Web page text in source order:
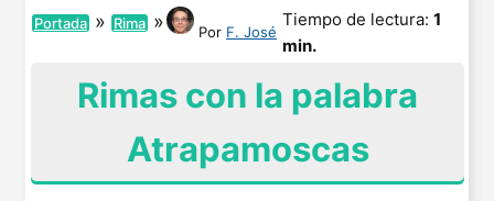
Portada » Rima » Por F. José
Tiempo de lectura: 1
min.
Rimas con la palabra
Atrapamoscas